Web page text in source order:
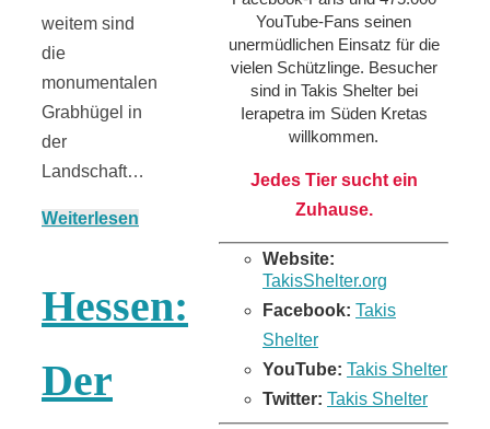
weitem sind
die
monumentalen
Grabhügel in
der
Landschaft…
Weiterlesen
Hessen:
Der
YouTube-Fans seinen
unermüdlichen Einsatz für die
vielen Schützlinge. Besucher
sind in Takis Shelter bei
Ierapetra im Süden Kretas
willkommen.
Jedes Tier sucht ein
Zuhause.
Website:
TakisShelter.org
Facebook: Takis
Shelter
YouTube: Takis Shelter
Twitter: Takis Shelter